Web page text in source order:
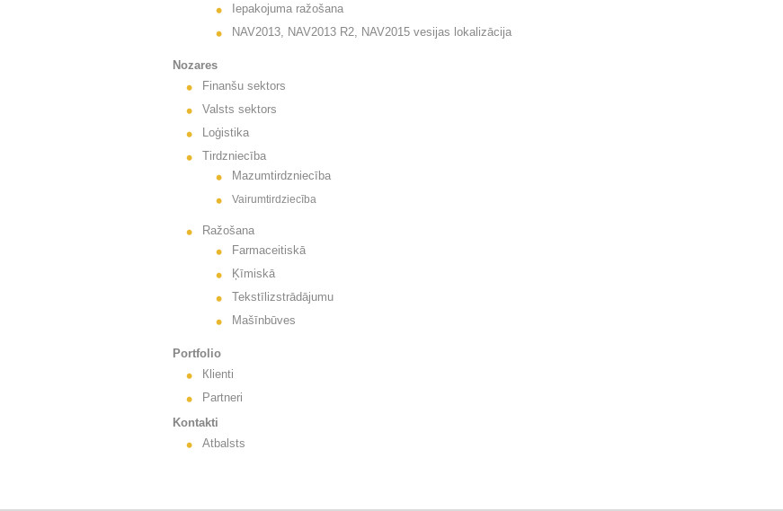
Iepakojuma ražošana
NAV2013, NAV2013 R2, NAV2015 vesijas lokalizācija
Nozares
Finanšu sektors
Valsts sektors
Loģistika
Tirdzniecība
Mazumtirdzniecība
Vairumtirdziecība
Ražošana
Farmaceitiskā
Ķīmiskā
Tekstīlizstrādājumu
Mašīnbūves
Portfolio
Кlienti
Partneri
Kontakti
Atbalsts